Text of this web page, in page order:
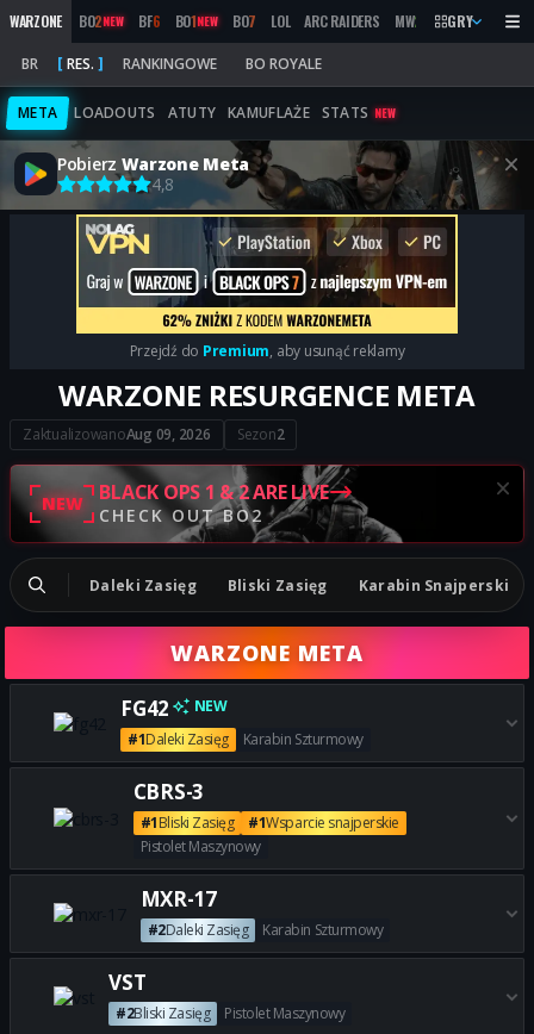
WARZONE BO2NEW BF6 BO1NEW BO7 LOL ARC RAIDERS MW2019 MARATHON
GRY
BR RES. RANKINGOWE BO ROYALE
META LOADOUTS ATUTY KAMUFLAŻE STATS NEW
Pobierz Warzone Meta
4,8
Przejdź do Premium, aby usunąć reklamy
WARZONE RESURGENCE META
ZaktualizowanoAug 09, 2026 Sezon2
NEW BLACK OPS 1 & 2 ARE LIVE
CHECK OUT BO2
Daleki Zasięg Bliski Zasięg Karabin Snajperski
WARZONE META
FG42
NEW
#1Daleki Zasięg Karabin Szturmowy
Zdobądź wszystkie najlepsze
CBRS-3
#1Bliski Zasięg #1Wsparcie snajperskie
Pistolet Maszynowy
Zdobądź wszystkie najlepsze
MXR-17
#2Daleki Zasięg Karabin Szturmowy
Zdobądź wszystkie najlepsze
VST
#2Bliski Zasięg Pistolet Maszynowy